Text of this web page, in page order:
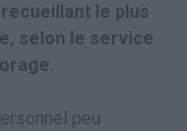
le plus
selon le service
peu